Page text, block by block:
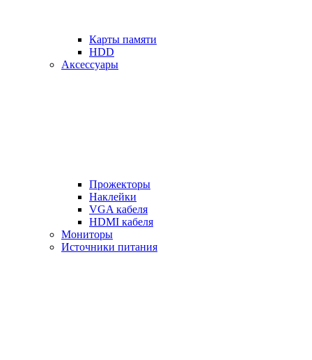
Карты памяти
HDD
Аксессуары
Прожекторы
Наклейки
VGA кабеля
HDMI кабеля
Мониторы
Источники питания